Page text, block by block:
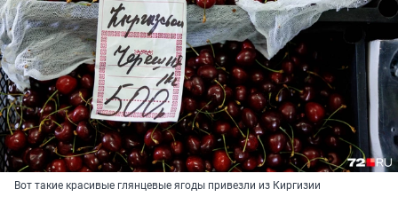
Вот такие красивые глянцевые ягоды привезли из Киргизии